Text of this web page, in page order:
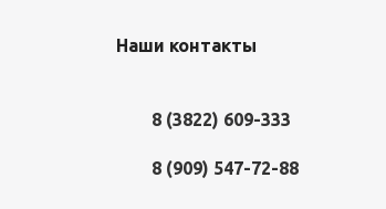
Наши контакты
8 (3822) 609-333
8 (909) 547-72-88